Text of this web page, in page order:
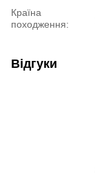
Країна
походження:
Відгуки